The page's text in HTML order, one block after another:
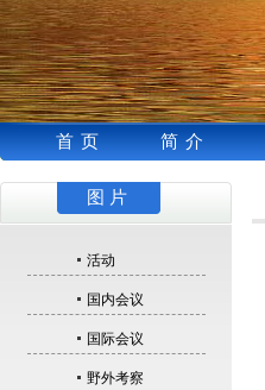
首页 简介
图片
活动
国内会议
国际会议
野外考察